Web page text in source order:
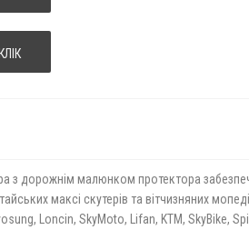
дорожнім малюнком протектора